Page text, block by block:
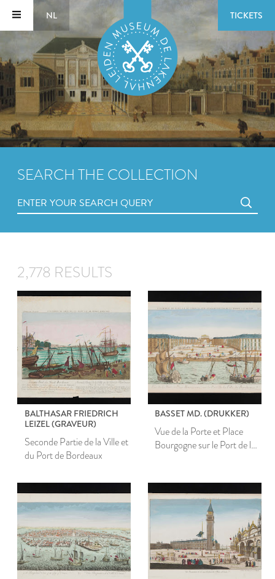
NL TICKETS
SEARCH THE COLLECTION
2,778 RESULTS
BALTHASAR FRIEDRICH
LEIZEL (GRAVEUR)
Seconde Partie de la Ville et
du Port de Bordeaux
BASSET MD. (DRUKKER)
Vue de la Porte et Place
Bourgogne sur le Port de la